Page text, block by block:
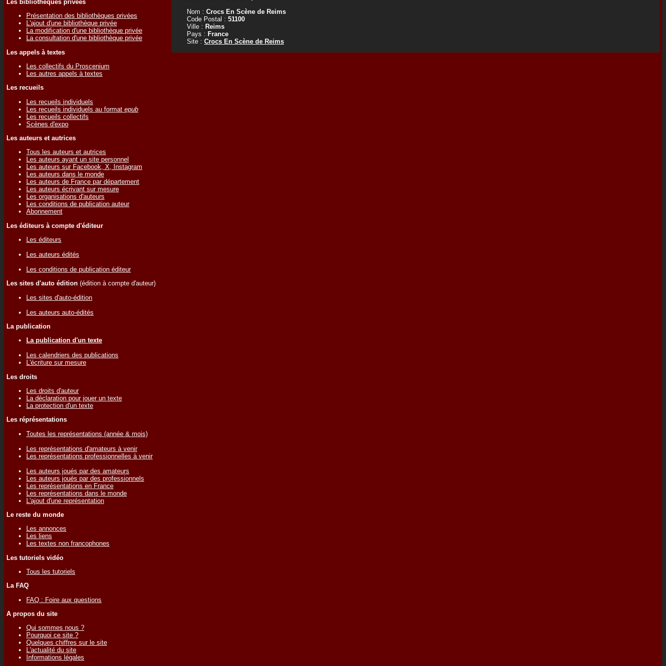
Les bibliothèques privées
Présentation des bibliothèques privées
L'ajout d'une bibliothèque privée
La modification d'une bibliothèque privée
La consultation d'une bibliothèque privée
Les appels à textes
Les collectifs du Proscenium
Les autres appels à textes
Les recueils
Les recueils individuels
Les recueils individuels au format epub
Les recueils collectifs
Scènes d'expo
Les auteurs et autrices
Tous les auteurs et autrices
Les auteurs ayant un site personnel
Les auteurs sur Facebook, X, Instagram
Les auteurs dans le monde
Les auteurs de France par département
Les auteurs écrivant sur mesure
Les organisations d'auteurs
Les conditions de publication auteur
Abonnement
Les éditeurs à compte d'éditeur
Les éditeurs
Les auteurs édités
Les conditions de publication éditeur
Les sites d'auto édition (édition à compte d'auteur)
Les sites d'auto-édition
Les auteurs auto-édités
La publication
La publication d'un texte
Les calendriers des publications
L'écriture sur mesure
Les droits
Les droits d'auteur
La déclaration pour jouer un texte
La protection d'un texte
Les réprésentations
Toutes les représentations (année & mois)
Les représentations d'amateurs à venir
Les représentations professionnelles à venir
Les auteurs joués par des amateurs
Les auteurs joués par des professionnels
Les représentations en France
Les représentations dans le monde
L'ajout d'une représentation
Le reste du monde
Les annonces
Les liens
Les textes non francophones
Les tutoriels vidéo
Tous les tutoriels
La FAQ
FAQ : Foire aux questions
A propos du site
Qui sommes nous ?
Pourquoi ce site ?
Quelques chiffres sur le site
L'actualité du site
Informations légales
Nom : Crocs En Scène de Reims
Code Postal : 51100
Ville : Reims
Pays : France
Site : Crocs En Scène de Reims